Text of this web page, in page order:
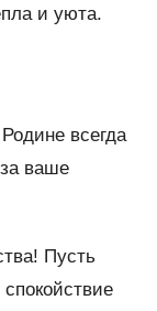
и уюта.
всегда
ваше
Пусть